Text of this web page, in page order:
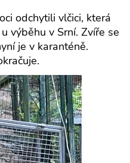
odchytili vlčici, která
výběhu v Srní. Zvíře se
je v karanténě.